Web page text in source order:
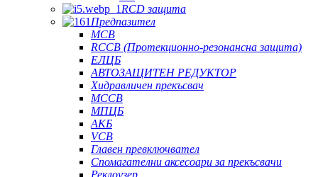
RCD защита
Предпазител
MCB
RCCB (Протекционно-резонансна защита)
ЕЛЦБ
АВТОЗАЩИТЕН РЕДУКТОР
Хидравличен прекъсвач
MCCB
МПЦБ
АКБ
VCB
Главен превключвател
Спомагателни аксесоари за прекъсвачи
Реклоузер